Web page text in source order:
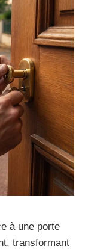
à une porte
transformant